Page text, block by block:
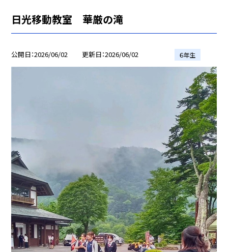
日光移動教室 華厳の滝
公開日 2026/06/02 更新日 2026/06/02 ６年生